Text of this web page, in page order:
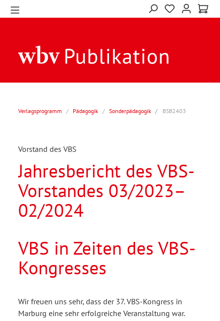
Verlagsprogramm / Pädagogik / Sonderpädagogik BSB2403
Vorstand des VBS
Jahresbericht des VBS-
Vorstandes 03/2023–
02/2024
VBS in Zeiten des VBS-
Kongresses
Wir freuen uns sehr, dass der 37. VBS-Kongress in
Marburg eine sehr erfolgreiche Veranstaltung war.